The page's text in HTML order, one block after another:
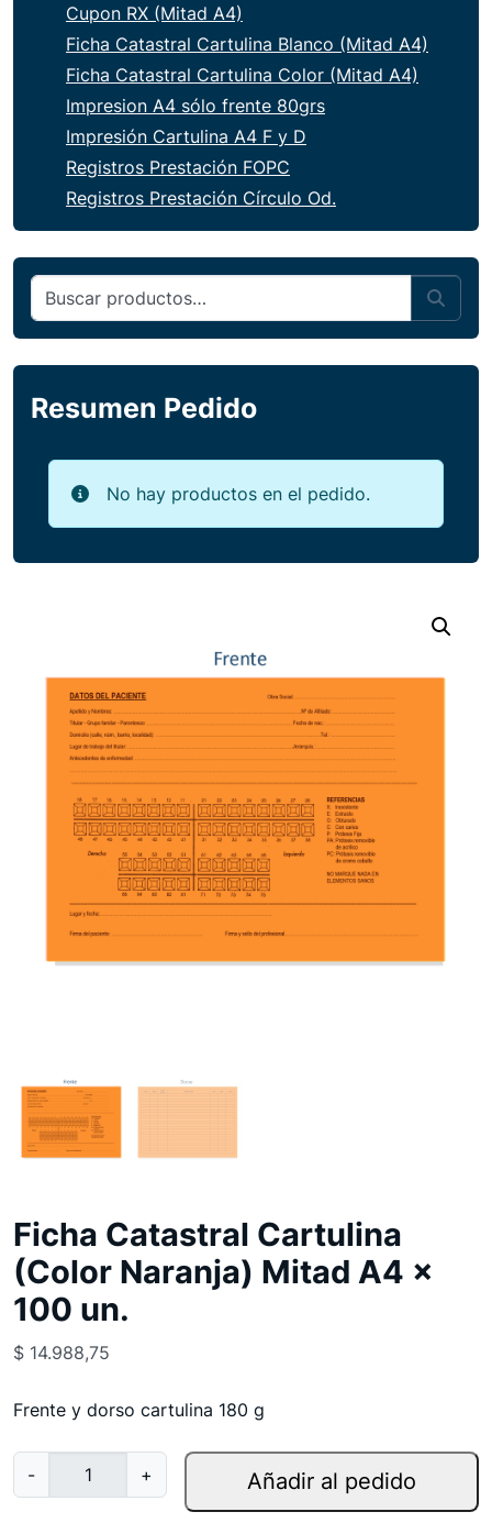
Ficha Catastral Cartulina
(Color Naranja) Mitad A4 x
100 un.
$ 14.988,75
Frente y dorso cartulina 180 g
-
i
+ Añadir al pedido
Cupon RX (Mitad A4)
Ficha Catastral Cartulina Blanco (Mitad A4)
Ficha Catastral Cartulina Color (Mitad A4)
Impresion A4 sólo frente 80grs
Impresión Cartulina A4 F y D
Registros Prestación FOPC
Registros Prestación Círculo Od.
Buscar por:
Resumen Pedido
No hay productos en el pedido.